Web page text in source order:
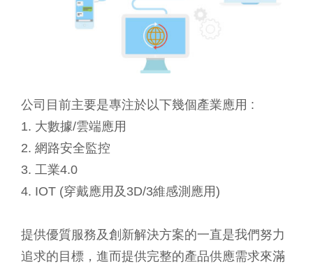
公司目前主要是專注於以下幾個產業應用 :
1. 大數據/雲端應用
2. 網路安全監控
3. 工業4.0
4. IOT (穿戴應用及3D/3維感測應用)
提供優質服務及創新解決方案的一直是我們努力
追求的目標，進而提供完整的產品供應需求來滿